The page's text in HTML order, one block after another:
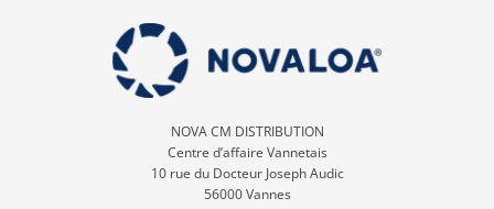
NOVA CM DISTRIBUTION
Centre d’affaire Vannetais
10 rue du Docteur Joseph Audic
56000 Vannes